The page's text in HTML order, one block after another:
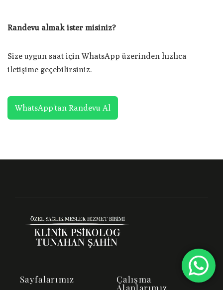
Randevu almak ister misiniz?
Size uygun saat için WhatsApp üzerinden hızlıca
iletişime geçebilirsiniz.
WhatsApp'tan Randevu Al
Sayfalarımız Çalışma
Alanlarımız